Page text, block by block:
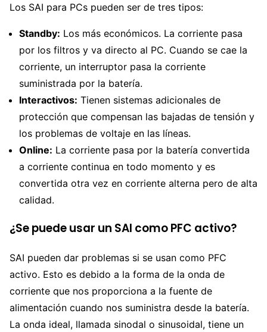
Los SAI para PCs pueden ser de tres tipos:
Standby: Los más económicos. La corriente pasa
por los filtros y va directo al PC. Cuando se cae la
corriente, un interruptor pasa la corriente
suministrada por la batería.
Interactivos: Tienen sistemas adicionales de
protección que compensan las bajadas de tensión y
los problemas de voltaje en las líneas.
Online: La corriente pasa por la batería convertida
a corriente continua en todo momento y es
convertida otra vez en corriente alterna pero de alta
calidad.
¿Se puede usar un SAI como PFC activo?
SAI pueden dar problemas si se usan como PFC
activo. Esto es debido a la forma de la onda de
corriente que nos proporciona a la fuente de
alimentación cuando nos suministra desde la batería.
La onda ideal, llamada sinodal o sinusoidal, tiene un